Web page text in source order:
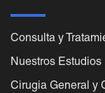
Consulta y
Nuestros Estudios
Cirugia General y